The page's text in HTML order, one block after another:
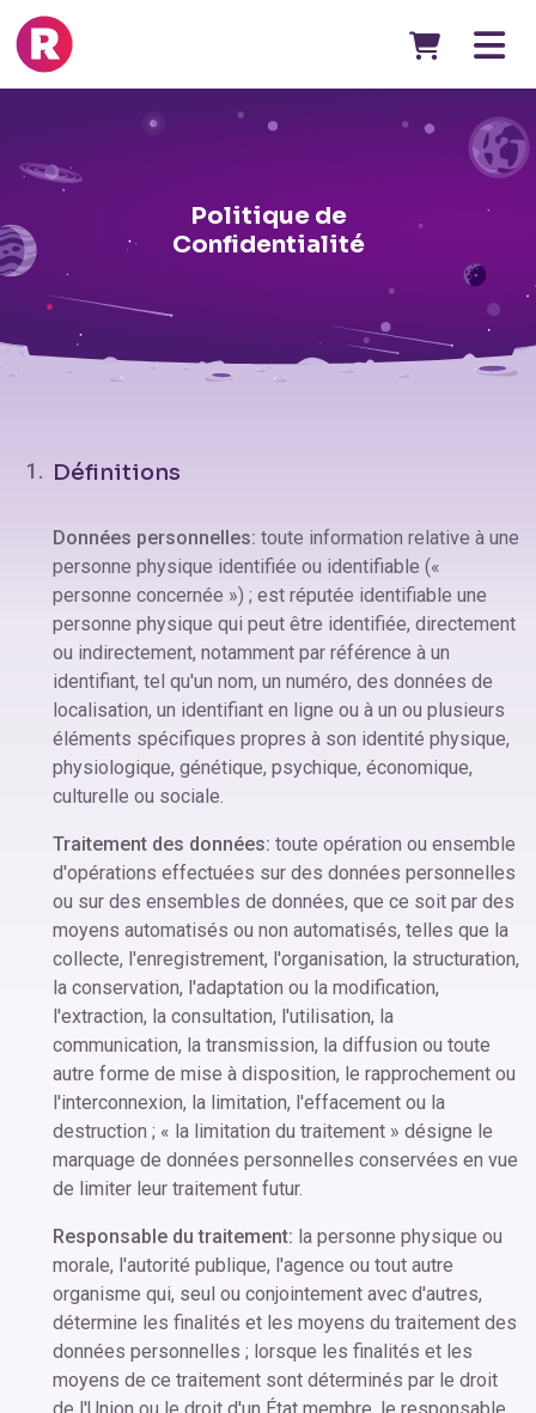
Politique de
Confidentialité
Définitions
Données personnelles: toute information relative à une
personne physique identifiée ou identifiable («
personne concernée ») ; est réputée identifiable une
personne physique qui peut être identifiée, directement
ou indirectement, notamment par référence à un
identifiant, tel qu'un nom, un numéro, des données de
localisation, un identifiant en ligne ou à un ou plusieurs
éléments spécifiques propres à son identité physique,
physiologique, génétique, psychique, économique,
culturelle ou sociale.
Traitement des données: toute opération ou ensemble
d'opérations effectuées sur des données personnelles
ou sur des ensembles de données, que ce soit par des
moyens automatisés ou non automatisés, telles que la
collecte, l'enregistrement, l'organisation, la structuration,
la conservation, l'adaptation ou la modification,
l'extraction, la consultation, l'utilisation, la
communication, la transmission, la diffusion ou toute
autre forme de mise à disposition, le rapprochement ou
l'interconnexion, la limitation, l'effacement ou la
destruction ; « la limitation du traitement » désigne le
marquage de données personnelles conservées en vue
de limiter leur traitement futur.
Responsable du traitement: la personne physique ou
morale, l'autorité publique, l'agence ou tout autre
organisme qui, seul ou conjointement avec d'autres,
détermine les finalités et les moyens du traitement des
données personnelles ; lorsque les finalités et les
moyens de ce traitement sont déterminés par le droit